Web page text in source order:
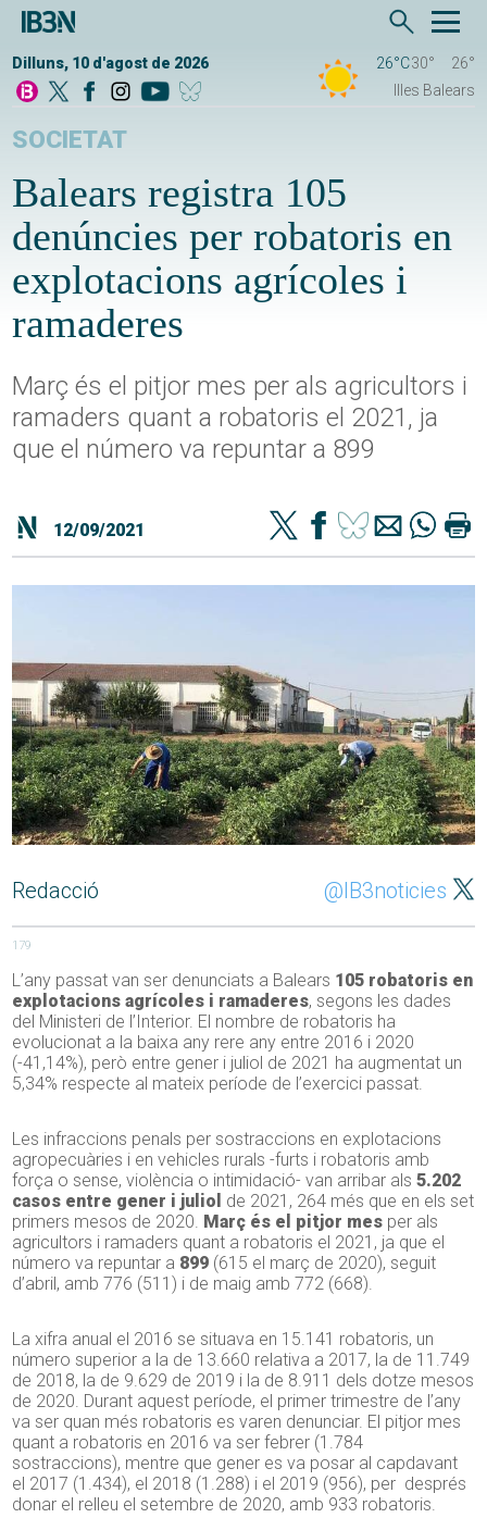
Dilluns, 10 d'agost de 2026 26°C30°
26°
Illes Balears
SOCIETAT
Balears registra 105
denúncies per robatoris en
explotacions agrícoles i
ramaderes
Març és el pitjor mes per als agricultors i
ramaders quant a robatoris el 2021, ja
que el número va repuntar a 899
12/09/2021
Redacció @IB3noticies
179
L’any passat van ser denunciats a Balears 105 robatoris en
explotacions agrícoles i ramaderes, segons les dades
del Ministeri de l’Interior. El nombre de robatoris ha
evolucionat a la baixa any rere any entre 2016 i 2020
(-41,14%), però entre gener i juliol de 2021 ha augmentat un
5,34% respecte al mateix període de l’exercici passat.
Les infraccions penals per sostraccions en explotacions
agropecuàries i en vehicles rurals -furts i robatoris amb
força o sense, violència o intimidació- van arribar als5.202
casos entre gener i juliol de 2021, 264 més que en els set
primers mesos de 2020. Març és el pitjor mes per als
agricultors i ramaders quant a robatoris el 2021, ja que el
número va repuntar a 899 (615 el març de 2020), seguit
d’abril, amb 776 (511) i de maig amb 772 (668).
La xifra anual el 2016 se situava en 15.141 robatoris, un
número superior a la de 13.660 relativa a 2017, la de 11.749
de 2018, la de 9.629 de 2019 i la de 8.911 dels dotze mesos
de 2020. Durant aquest període, el primer trimestre de l’any
va ser quan més robatoris es varen denunciar. El pitjor mes
quant a robatoris en 2016 va ser febrer (1.784
sostraccions), mentre que gener es va posar al capdavant
el 2017 (1.434), el 2018 (1.288) i el 2019 (956), per després
donar el relleu el setembre de 2020, amb 933 robatoris.